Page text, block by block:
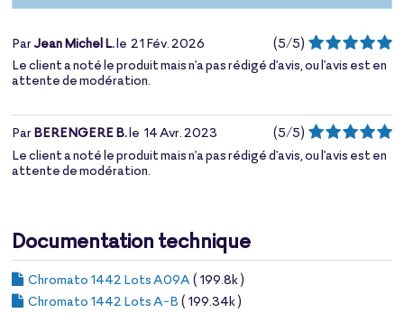
ParJean Michel L.le 21 Fév. 2026 (5/5)
Le client a noté le produit mais n'a pas rédigé d'avis, ou l'avis est en
attente de modération.
ParBERENGERE B.le 14 Avr. 2023 (5/5)
Le client a noté le produit mais n'a pas rédigé d'avis, ou l'avis est en
attente de modération.
Documentation technique
Chromato 1442 Lots A09A( 199.8k )
Chromato 1442 Lots A-B ( 199.34k )